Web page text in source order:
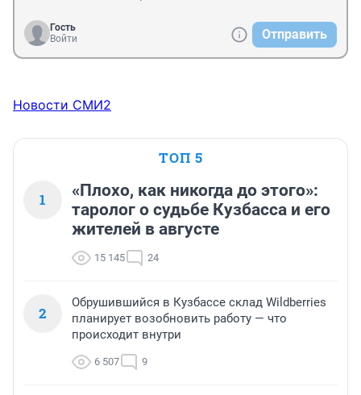
Гость
Войти
Отправить
Новости СМИ2
ТОП 5
1
«Плохо, как никогда до этого»:
таролог о судьбе Кузбасса и его
жителей в августе
15 145 24
2
Обрушившийся в Кузбассе склад Wildberries
планирует возобновить работу — что
происходит внутри
6 507 9